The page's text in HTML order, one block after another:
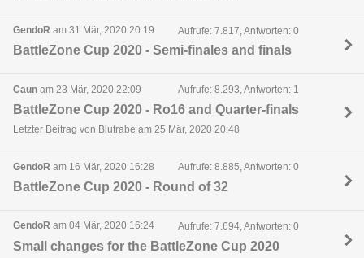
GendoR am 31 Mär, 2020 20:19 Aufrufe: 7.817, Antworten: 0
BattleZone Cup 2020 - Semi-finales and finals
Caun am 23 Mär, 2020 22:09 Aufrufe: 8.293, Antworten: 1
BattleZone Cup 2020 - Ro16 and Quarter-finals
Letzter Beitrag von Blutrabe am 25 Mär, 2020 20:48
GendoR am 16 Mär, 2020 16:28 Aufrufe: 8.885, Antworten: 0
BattleZone Cup 2020 - Round of 32
GendoR am 04 Mär, 2020 16:24 Aufrufe: 7.694, Antworten: 0
Small changes for the BattleZone Cup 2020